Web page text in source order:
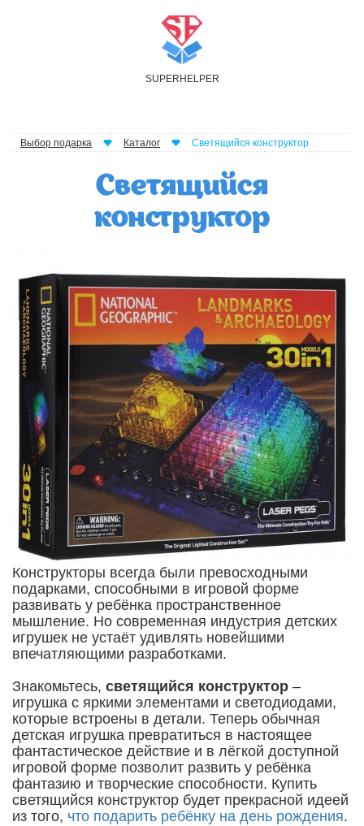
SUPER H ELPER
Выбор подарка Каталог Светящийся конструктор
Светящийся
конструктор
Конструкторы всегда были превосходными
подарками, способными в игровой форме
развивать у ребёнка пространственное
мышление. Но современная индустрия детских
игрушек не устаёт удивлять новейшими
впечатляющими разработками.
Знакомьтесь, светящийся конструктор –
игрушка с яркими элементами и светодиодами,
которые встроены в детали. Теперь обычная
детская игрушка превратиться в настоящее
фантастическое действие и в лёгкой доступной
игровой форме позволит развить у ребёнка
фантазию и творческие способности. Купить
светящийся конструктор будет прекрасной идеей
из того, что подарить ребёнку на день рождения.